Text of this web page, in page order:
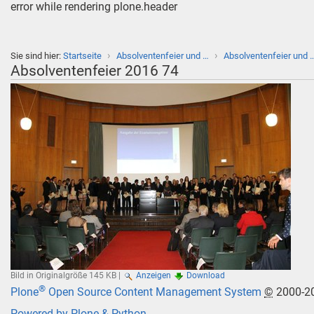
error while rendering plone.header
Sie sind hier: Startseite › Absolventenfeier und … › Absolventenfeier und
Absolventenfeier 2016 74
Bild in Originalgröße 145 KB Anzeigen Download
Plone® Open Source Content Management System © 2000-